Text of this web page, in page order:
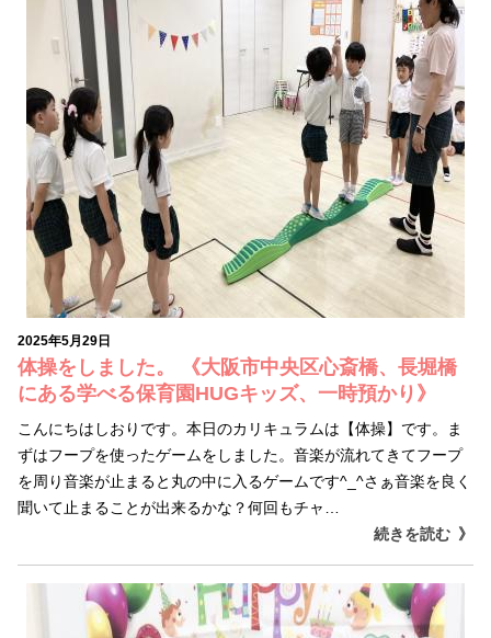
2025年5月29日
体操をしました。 《大阪市中央区心斎橋、長堀橋
にある学べる保育園HUGキッズ、一時預かり》
こんにちはしおりです。本日のカリキュラムは【体操】です。ま
ずはフープを使ったゲームをしました。音楽が流れてきてフープ
を周り音楽が止まると丸の中に入るゲームです^_^さぁ音楽を良く
聞いて止まることが出来るかな？何回もチャ…
続きを読む